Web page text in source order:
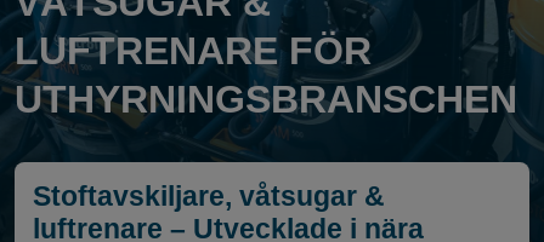
LUFTRENARE FÖR
UTHYRNINGSBRANSCHEN
Stoftavskiljare, våtsugar &
luftrenare – Utvecklade i nära